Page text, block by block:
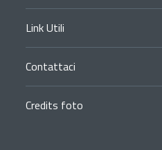
Link Utili
Contattaci
Credits foto